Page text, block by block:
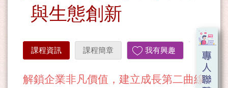
與生態創新
課程資訊 課程簡章 我有興趣
解鎖企業非凡價值，建立成長第二曲線